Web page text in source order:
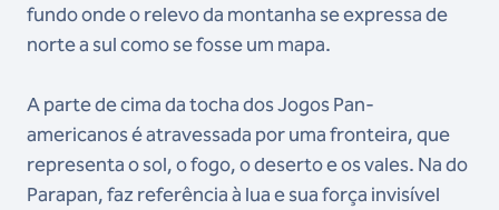
fundo onde o relevo da montanha se expressa de
norte a sul como se fosse um mapa.
A parte de cima da tocha dos Jogos Pan-
americanos é atravessada por uma fronteira, que
representa o sol, o fogo, o deserto e os vales. Na do
Parapan, faz referência à lua e sua força invisível